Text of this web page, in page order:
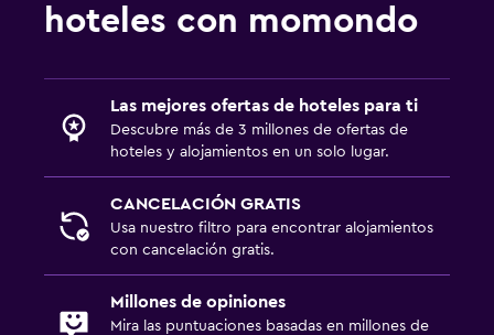
hoteles con momondo
Las mejores ofertas de hoteles para ti
Descubre más de 3 millones de ofertas de
hoteles y alojamientos en un solo lugar.
CANCELACIÓN GRATIS
Usa nuestro filtro para encontrar alojamientos
con cancelación gratis.
Millones de opiniones
Mira las puntuaciones basadas en millones de